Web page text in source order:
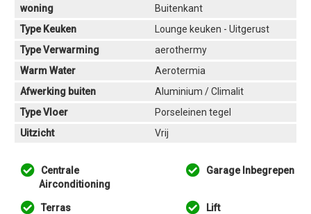
woning
Buitenkant
Type Keuken
Lounge keuken - Uitgerust
Type Verwarming
aerothermy
Warm Water
Aerotermia
Afwerking buiten
Aluminium / Climalit
Type Vloer
Porseleinen tegel
Uitzicht
Vrij
Centrale
Airconditioning
Garage Inbegrepen
Terras Lift